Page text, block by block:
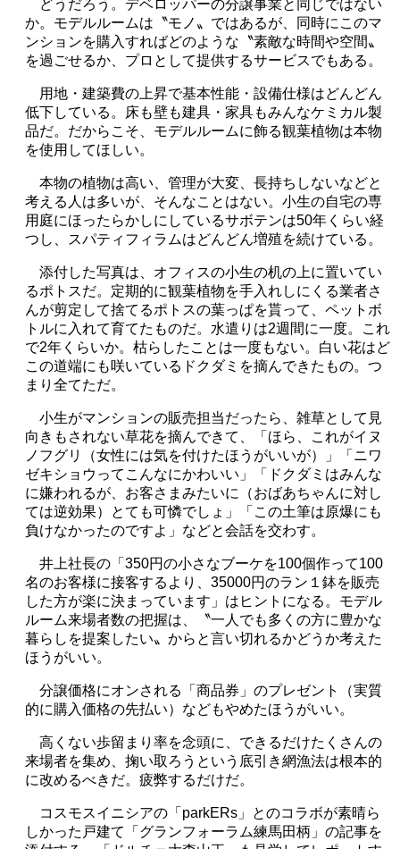
どうだろう。デベロッパーの分譲事業と同じではない
か。モデルルームは〝モノ〟ではあるが、同時にこのマ
ンションを購入すればどのような〝素敵な時間や空間〟
を過ごせるか、プロとして提供するサービスでもある。
用地・建築費の上昇で基本性能・設備仕様はどんどん
低下している。床も壁も建具・家具もみんなケミカル製
品だ。だからこそ、モデルルームに飾る観葉植物は本物
を使用してほしい。
本物の植物は高い、管理が大変、長持ちしないなどと
考える人は多いが、そんなことはない。小生の自宅の専
用庭にほったらかしにしているサボテンは50年くらい経
つし、スパティフィラムはどんどん増殖を続けている。
添付した写真は、オフィスの小生の机の上に置いてい
るポトスだ。定期的に観葉植物を手入れしにくる業者さ
んが剪定して捨てるポトスの葉っぱを貰って、ペットボ
トルに入れて育てたものだ。水遣りは2週間に一度。これ
で2年くらいか。枯らしたことは一度もない。白い花はど
この道端にも咲いているドクダミを摘んできたもの。つ
まり全てただ。
小生がマンションの販売担当だったら、雑草として見
向きもされない草花を摘んできて、「ほら、これがイヌ
ノフグリ（女性には気を付けたほうがいいが）」「ニワ
ゼキショウってこんなにかわいい」「ドクダミはみんな
に嫌われるが、お客さまみたいに（おばあちゃんに対し
ては逆効果）とても可憐でしょ」「この土筆は原爆にも
負けなかったのですよ」などと会話を交わす。
井上社長の「 350円の小さなブーケを100個作って100
名のお客様に接客するより、 35000円のラン１鉢を販売
した方が楽に決まっています」はヒントになる。モデル
ルーム来場者数の把握は、〝一人でも多くの方に豊かな
暮らしを提案したい〟からと言い切れるかどうか考えた
ほうがいい。
分譲価格にオンされる「商品券」のプレゼント（実質
的に購入価格の先払い）などもやめたほうがいい。
高くない歩留まり率を念頭に、できるだけたくさんの
来場者を集め、掬い取ろうという底引き網漁法は根本的
に改めるべきだ。疲弊するだけだ。
コスモスイニシアの「 parkERs 」とのコラボが素晴ら
しかった戸建て「グランフォーラム練馬田柄」の記事を